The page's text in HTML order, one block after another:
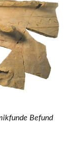
Befund